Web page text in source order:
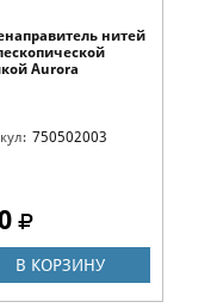
нитей
Aurora
750502003
В КОРЗИНУ